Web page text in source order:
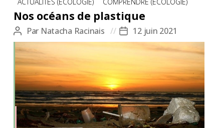
Nos océans de plastique
Auteur
de
l’article
Par Natacha Racinais
Date
de
l’article
12 juin 2021